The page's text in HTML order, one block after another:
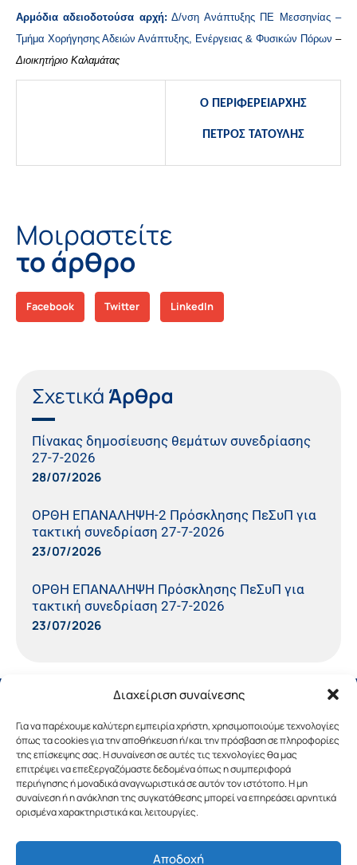
Διαχείριση συναίνεσης
Για να παρέχουμε καλύτερη εμπειρία χρήστη, χρησιμοποιούμε τεχνολογίες
όπως τα cookies για την αποθήκευση ή/και την πρόσβαση σε πληροφορίες
της επίσκεψης σας. Η συναίνεση σε αυτές τις τεχνολογίες θα μας
επιτρέψει να επεξεργαζόμαστε δεδομένα όπως η συμπεριφορά
περιήγησης ή μοναδικά αναγνωριστικά σε αυτόν τον ιστότοπο. Η μη
συναίνεση ή η ανάκληση της συγκατάθεσης μπορεί να επηρεάσει αρνητικά
ορισμένα χαρακτηριστικά και λειτουργίες.
Αποδοχή
Αρμόδια αδειοδοτούσα αρχή: Δ/νση Ανάπτυξης ΠΕ Μεσσηνίας –
Τμήμα Χορήγησης Αδειών Ανάπτυξης, Ενέργειας & Φυσικών Πόρων –
Διοικητήριο Καλαμάτας
Ο ΠΕΡΙΦΕΡΕΙΑΡΧΗΣ
ΠΕΤΡΟΣ ΤΑΤΟΥΛΗΣ
Μοιραστείτε
το άρθρο
Facebook Twitter LinkedIn
Σχετικά Άρθρα
Πίνακας δημοσίευσης θεμάτων συνεδρίασης
27-7-2026
28/07/2026
ΟΡΘΗ ΕΠΑΝΑΛΗΨΗ-2 Πρόσκλησης ΠεΣυΠ για
τακτική συνεδρίαση 27-7-2026
23/07/2026
ΟΡΘΗ ΕΠΑΝΑΛΗΨΗ Πρόσκλησης ΠεΣυΠ για
τακτική συνεδρίαση 27-7-2026
23/07/2026